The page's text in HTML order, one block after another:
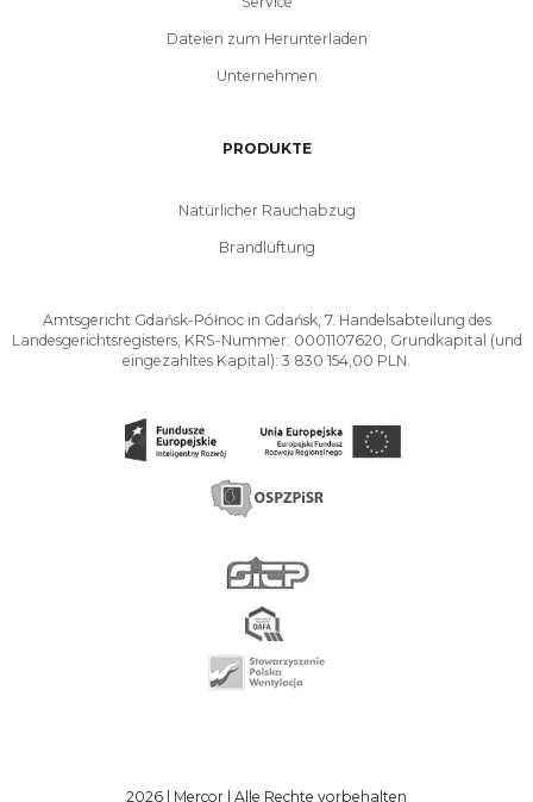
Dateien zum Herunterladen
Unternehmen
PRODUKTE
Natürlicher Rauchabzug
Brandlüftung
Amtsgericht Gdańsk-Północ in Gdańsk, 7. Handelsabteilung des
Landesgerichtsregisters, KRS-Nummer: 0001107620, Grundkapital (und
eingezahltes Kapital): 3 830 154,00 PLN.
2026 | Mercor | Alle Rechte vorbehalten